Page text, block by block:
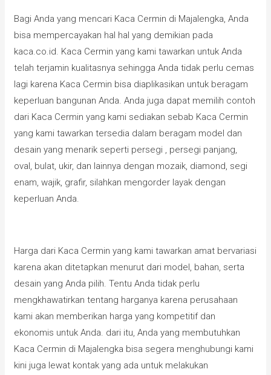
Bagi Anda yang mencari Kaca Cermin di Majalengka, Anda
bisa mempercayakan hal hal yang demikian pada
kaca.co.id. Kaca Cermin yang kami tawarkan untuk Anda
telah terjamin kualitasnya sehingga Anda tidak perlu cemas
lagi karena Kaca Cermin bisa diaplikasikan untuk beragam
keperluan bangunan Anda. Anda juga dapat memilih contoh
dari Kaca Cermin yang kami sediakan sebab Kaca Cermin
yang kami tawarkan tersedia dalam beragam model dan
desain yang menarik seperti persegi , persegi panjang,
oval, bulat, ukir, dan lainnya dengan mozaik, diamond, segi
enam, wajik, grafir, silahkan mengorder layak dengan
keperluan Anda.
Harga dari Kaca Cermin yang kami tawarkan amat bervariasi
karena akan ditetapkan menurut dari model, bahan, serta
desain yang Anda pilih. Tentu Anda tidak perlu
mengkhawatirkan tentang harganya karena perusahaan
kami akan memberikan harga yang kompetitif dan
ekonomis untuk Anda. dari itu, Anda yang membutuhkan
Kaca Cermin di Majalengka bisa segera menghubungi kami
kini juga lewat kontak yang ada untuk melakukan